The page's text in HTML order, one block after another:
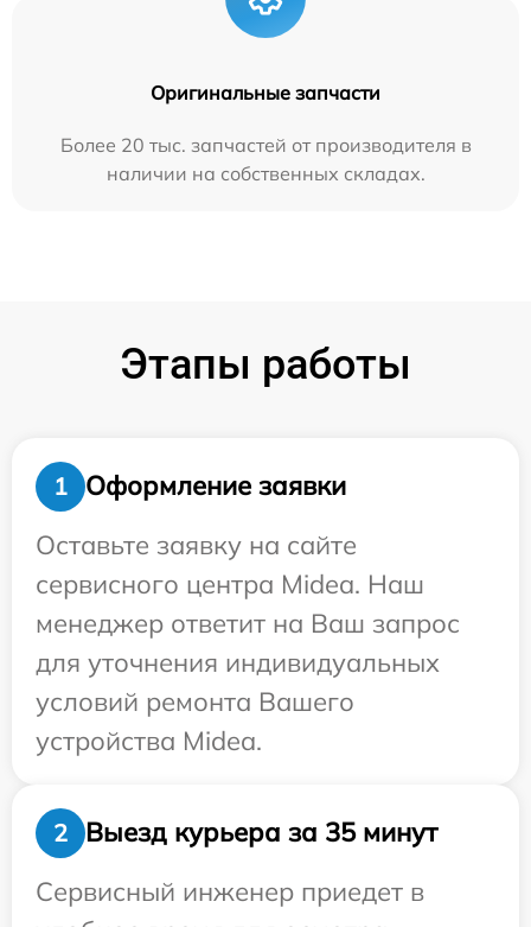
Оригинальные запчасти
Более 20 тыс. запчастей от производителя в
наличии на собственных складах.
Этапы работы
1
Оформление заявки
Оставьте заявку на сайте
сервисного центра Midea. Наш
менеджер ответит на Ваш запрос
для уточнения индивидуальных
условий ремонта Вашего
устройства Midea.
2
Выезд курьера за 35 минут
Сервисный инженер приедет в